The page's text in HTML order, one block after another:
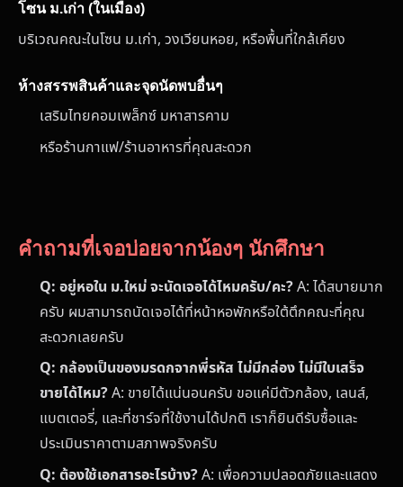
โซน ม.เก่า (ในเมือง)
บริเวณคณะในโซน ม.เก่า, วงเวียนหอย, หรือพื้นที่ใกล้เคียง
ห้างสรรพสินค้าและจุดนัดพบอื่นๆ
เสริมไทยคอมเพล็กซ์ มหาสารคาม
หรือร้านกาแฟ/ร้านอาหารที่คุณสะดวก
คำถามที่เจอบ่อยจากน้องๆ นักศึกษา
Q: อยู่หอใน ม.ใหม่ จะนัดเจอได้ไหมครับ/คะ?A: ได้สบายมาก
ครับ ผมสามารถนัดเจอได้ที่หน้าหอพักหรือใต้ตึกคณะที่คุณ
สะดวกเลยครับ
Q: กล้องเป็นของมรดกจากพี่รหัส ไม่มีกล่อง ไม่มีใบเสร็จ
ขายได้ไหม?A: ขายได้แน่นอนครับ ขอแค่มีตัวกล้อง, เลนส์,
แบตเตอรี่, และที่ชาร์จที่ใช้งานได้ปกติ เราก็ยินดีรับซื้อและ
ประเมินราคาตามสภาพจริงครับ
Q: ต้องใช้เอกสารอะไรบ้าง?A: เพื่อความปลอดภัยและแสดง